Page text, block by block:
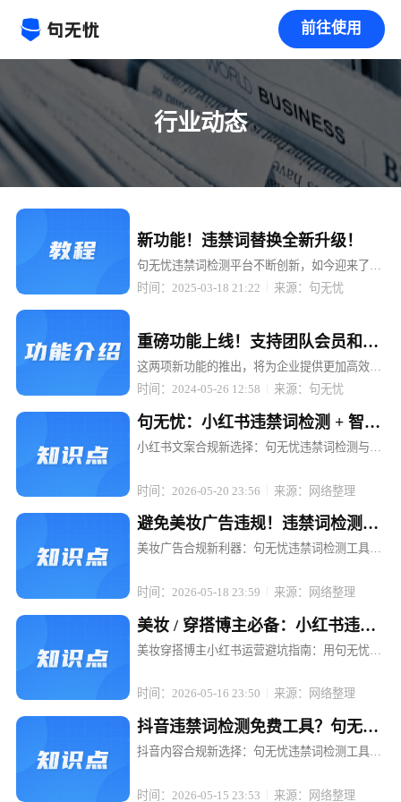
前往使用
行业动态
新功能！违禁词替换全新升级！
句无忧违禁词检测平台不断创新，如今迎来了重
大升级 —— 检测出来的违禁词可以一键替换成
时间：2025-03-18 21:22 来源：句无忧
重磅功能上线！支持团队会员和
API接口，助力企业高效管理与智
能检测！
这两项新功能的推出，将为企业提供更加高效、
便捷的违禁词检测服务，助力企业轻松应对内容
时间：2024-05-26 12:58 来源：句无忧
句无忧：小红书违禁词检测 + 智能
替换，文案不打折
小红书文案合规新选择：句无忧违禁词检测与智
望通过优质内容吸引粉丝、提升转化。然而，违
禁词的存在却像一颗颗隐形的地雷...
时间：2026-05-20 23:56 来源：网络整理
避免美妆广告违规！违禁词检测工
具句无忧强烈推荐
美妆广告合规新利器：句无忧违禁词检测工具，
放已成为品牌推广的重要手段。然而，随着广告
法的日益严格和各平台规则的不断更新，美妆广
告中的违禁词问题成了众多品牌和...
时间：2026-05-18 23:59 来源：网络整理
美妆 / 穿搭博主必备：小红书违禁
词检测工具句无忧
美妆穿搭博主小红书运营避坑指南：用句无忧搞
记可能因一句"最显瘦"被限流，一场美妆直播可
能因"美白神器"被平台下架。对于依赖内容输出
的美妆穿搭博主而言，违禁词...
时间：2026-05-16 23:50 来源：网络整理
抖音违禁词检测免费工具？句无忧
满足合规需求
抖音内容合规新选择：句无忧违禁词检测工具，
发展的当下，内容创作者和电商运营者们面临着
时间：2026-05-15 23:53 来源：网络整理